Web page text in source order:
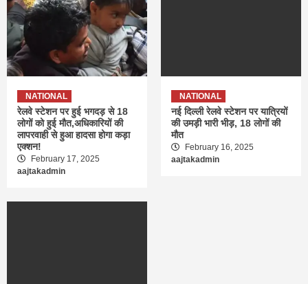
NATIONAL
रेलवे स्टेशन पर हुई भगदड़ से 18
लोगों को हुई मौत,अधिकारियों की
लापरवाही से हुआ हादसा होगा कड़ा
एक्शन!
February 17, 2025
aajtakadmin
NATIONAL
नई दिल्ली रेलवे स्टेशन पर यात्रियों
की उमड़ी भारी भीड़, 18 लोगों की
मौत
February 16, 2025
aajtakadmin